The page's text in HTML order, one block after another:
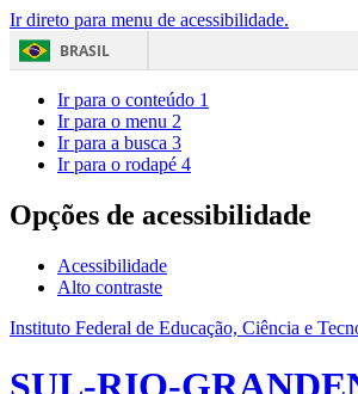
Ir direto para menu de acessibilidade.
BRASIL
Acesso
Ir para o conteúdo 1
Ir para o menu 2
Ir para a busca 3
Ir para o rodapé 4
Opções de acessibilidade
Acessibilidade
Alto contraste
Instituto Federal de Educação, Ciência e